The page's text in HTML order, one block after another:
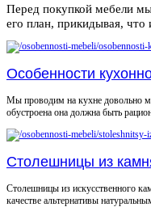
Перед покупкой мебели
его план, прикидывая, что
Особенности
Мы проводим на кухне довольно
обустроена она должна быть
Столешницы из
Столешницы из искусственного
качестве альтернативы